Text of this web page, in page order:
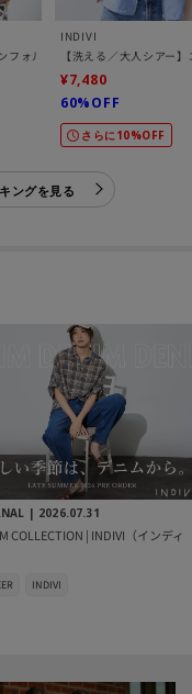
フォルムブルゾン
INDIVI
【洗える／大人シアー
¥7,480
60%OFF
さらに10%OFF
ングを見る
| 2026.07.31
COLLECTION | INDIVI（インディ
INDIVI